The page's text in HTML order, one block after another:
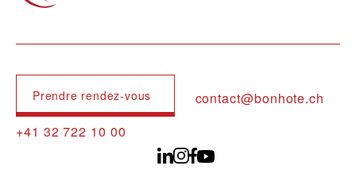
Prendre rendez-vous
contact@bonhote.ch
+41 32 722 10 00